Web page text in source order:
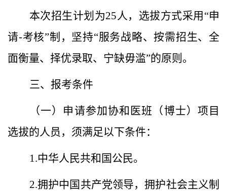
本次招生计划为25人，选拔方式采用 “申
请-考核”制， 坚持“服务战略、按需招生、全
面衡量、择优录取、 宁缺毋滥”的原则 。
三、 报考条件
（一）申请参加协和 医班 （博士） 项目
选拔的人员，须满足以下条件：
1.中华人民共和国公民。
2.拥护中国共产党领导，拥护社会主义制